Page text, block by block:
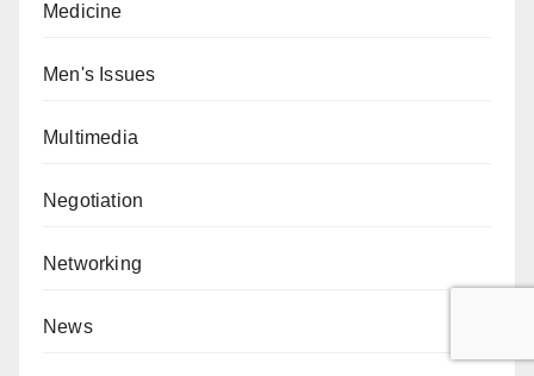
Medicine
Men's Issues
Multimedia
Negotiation
Networking
News